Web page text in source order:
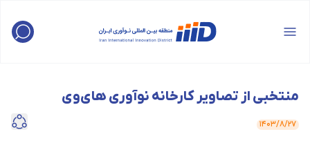
منتخبی از تصاویر کارخانه نوآوری های‌وی
۱۴۰۳/۸/۲۷